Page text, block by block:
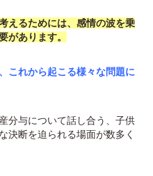
えるためには、感情の波を乗
があります。
これから起こる様々な問題に
分与について話し合う、子供
決断を迫られる場面が数多く